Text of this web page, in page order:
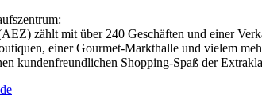
zählt mit über 240 Geschäften und einer
einer Gourmet-Markthalle und vielem
kundenfreundlichen Shopping-Spaß der